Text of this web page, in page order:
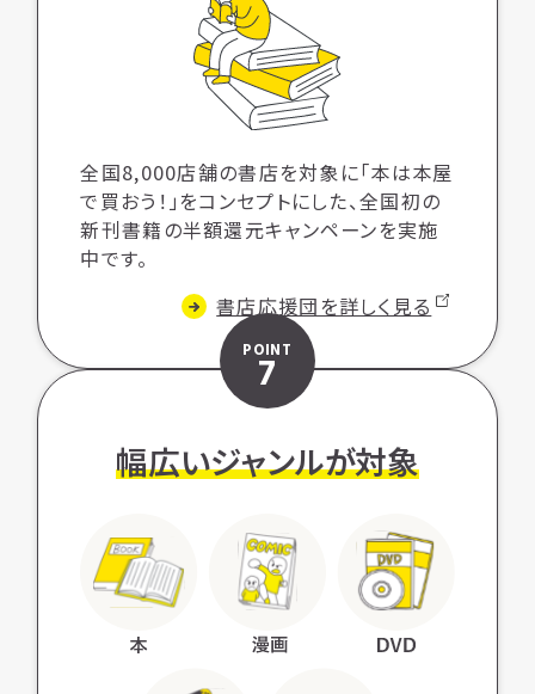
全国8,000店舗の書店を対象に「本は本屋
で買おう！」をコンセプトにした、全国初の
新刊書籍の半額還元キャンペーンを実施
中です。
書店応援団を詳しく見る
POINT
7
幅広いジャンルが対象